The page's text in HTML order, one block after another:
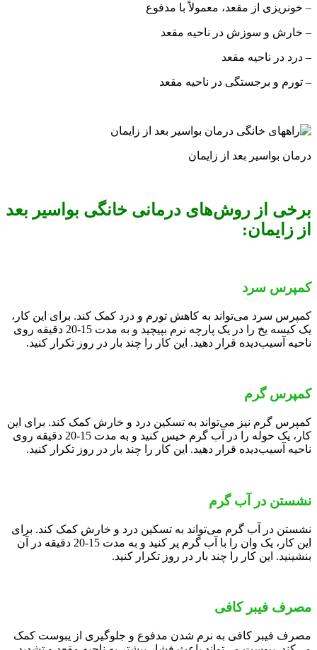
– خونریزی از مقعد، معمولاً با مدفوع
– خارش و سوزش در ناحیه مقعد
– درد در ناحیه مقعد
– تورم و برجستگی در ناحیه مقعد
درمان بواسیر بعد از زایمان
برخی از روش‌های درمانی خانگی بواسیر بعد
از زایمان:
کمپرس سرد
کمپرس سرد می‌تواند به کاهش تورم و درد کمک کند. برای این کار،
یک کیسه یخ را در یک پارچه نرم بپیچید و به مدت 15-20 دقیقه روی
ناحیه آسیب‌دیده قرار دهید. این کار را چند بار در روز تکرار کنید.
کمپرس گرم
کمپرس گرم نیز می‌تواند به تسکین درد و خارش کمک کند. برای این
کار، یک حوله را در آب گرم خیس کنید و به مدت 15-20 دقیقه روی
ناحیه آسیب‌دیده قرار دهید. این کار را چند بار در روز تکرار کنید.
نشستن در آب گرم
نشستن در آب گرم می‌تواند به تسکین درد و خارش کمک کند. برای
این کار، یک وان را با آب گرم پر کنید و به مدت 15-20 دقیقه در آن
بنشینید. این کار را چند بار در روز تکرار کنید.
مصرف فیبر کافی
مصرف فیبر کافی به نرم شدن مدفوع و جلوگیری از یبوست کمک